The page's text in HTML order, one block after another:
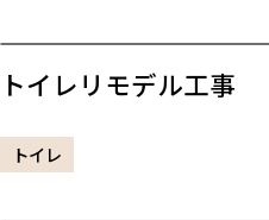
トイレリモデル工事
トイレ